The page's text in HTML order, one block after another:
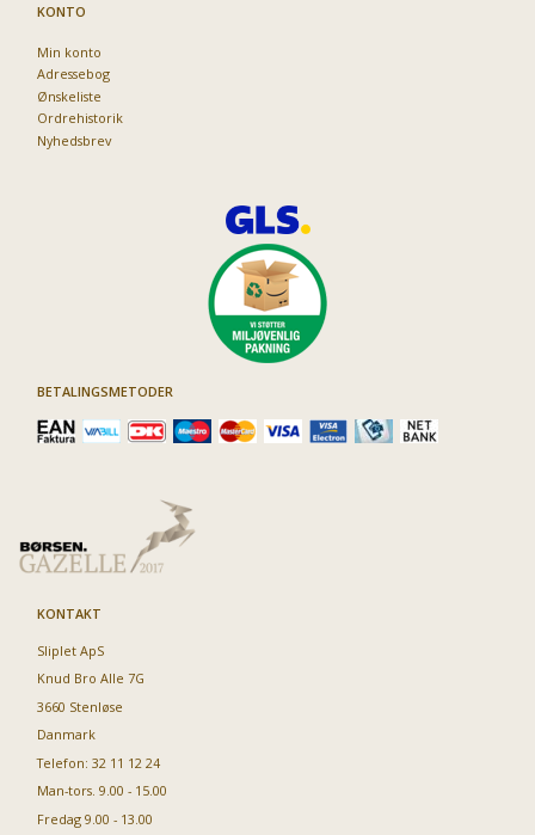
KONTO
Min konto
Adressebog
Ønskeliste
Ordrehistorik
Nyhedsbrev
BETALINGSMETODER
KONTAKT
Sliplet ApS
Knud Bro Alle 7G
3660 Stenløse
Danmark
Telefon: 32 11 12 24
Man-tors. 9.00 - 15.00
Fredag 9.00 - 13.00